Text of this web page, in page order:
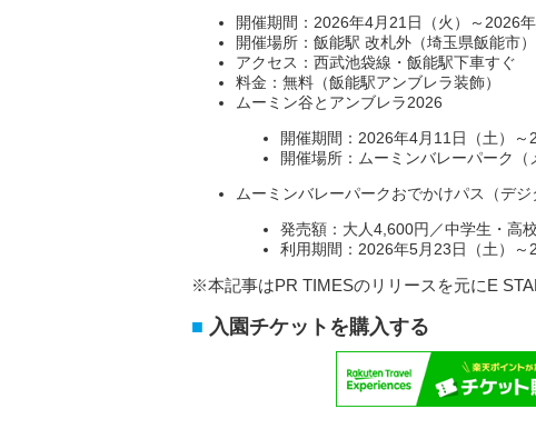
開催期間：2026年4月21日（火）～2026
開催場所：飯能駅 改札外（埼玉県飯能市）
アクセス：西武池袋線・飯能駅下車すぐ
料金：無料（飯能駅アンブレラ装飾）
ムーミン谷とアンブレラ2026
開催期間：2026年4月11日（土）～
開催場所：ムーミンバレーパーク（
ムーミンバレーパークおでかけパス（デジ
発売額：大人4,600円／中学生・高
利用期間：2026年5月23日（土）～
※本記事はPR TIMESのリリースを元にE
入園チケットを購入する